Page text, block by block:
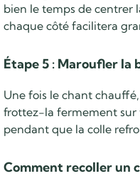
bien le temps de centrer
chaque côté facilitera
Étape 5 : Maroufler la
Une fois le chant
frottez-la fermement sur
pendant que la colle
Comment recoller un